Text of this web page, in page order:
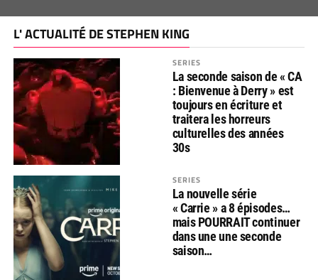
L' ACTUALITÉ DE STEPHEN KING
SERIES
La seconde saison de « CA
: Bienvenue à Derry » est
toujours en écriture et
traitera les horreurs
culturelles des années
30s
SERIES
La nouvelle série
« Carrie » a 8 épisodes…
mais POURRAIT continuer
dans une une seconde
saison…